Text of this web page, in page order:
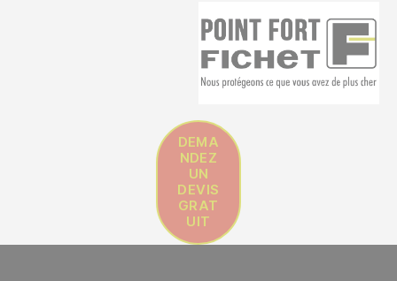
DEMA
NDEZ
UN
DEVIS
GRAT
UIT